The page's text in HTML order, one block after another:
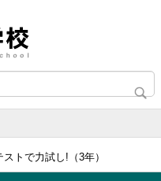
ストで力試し!（3年）